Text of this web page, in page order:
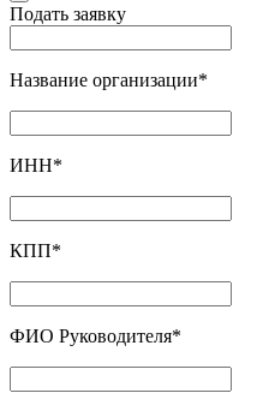
Подать заявку
Название организации*
ИНН*
КПП*
ФИО Руководителя*